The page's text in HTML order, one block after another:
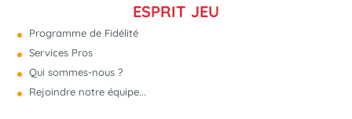
ESPRIT JEU
Programme de Fidélité
Services Pros
Qui sommes-nous ?
Rejoindre notre équipe...